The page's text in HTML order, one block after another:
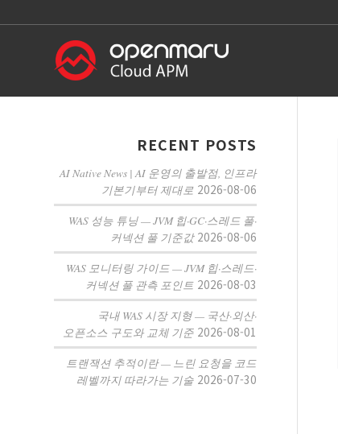
RECENT POSTS
AI Native News | AI 운영의 출발점, 인프라
기본기부터 제대로 2026-08-06
WAS 성능 튜닝 — JVM 힙·GC·스레드 풀·
커넥션 풀 기준값 2026-08-06
WAS 모니터링 가이드 — JVM 힙·스레드·
커넥션 풀 관측 포인트 2026-08-03
국내 WAS 시장 지형 — 국산·외산·
오픈소스 구도와 교체 기준 2026-08-01
트랜잭션 추적이란 — 느린 요청을 코드
레벨까지 따라가는 기술 2026-07-30